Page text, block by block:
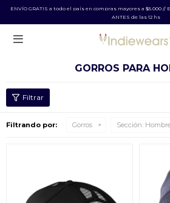
ENVÍO GRATIS a todo el país en compras mayores a $5.000 //
ANTES de las 12 hs

GORROS PARA
Filtrando por: Gorros Sección: